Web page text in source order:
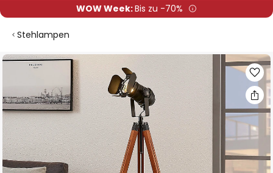
WOW Week:Bis zu -70%
Stehlampen
Zum
Bildgalerie
springen